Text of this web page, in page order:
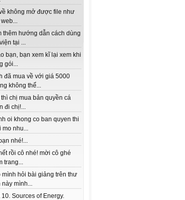
không mở được file như
thêm hướng dẫn cách dùng
tại ...
bạn, bạn xem kĩ lại xem khi
gói...
đã mua về với giá 5000
không thể...
chị mua bản quyền cá
đi chị!...
oi khong co ban quyen thi
mo nhu...
nhé!...
rồi cô nhé! mời cô ghé
trang...
mình hỏi bài giảng trên thư
này mình...
10. Sources of Energy.